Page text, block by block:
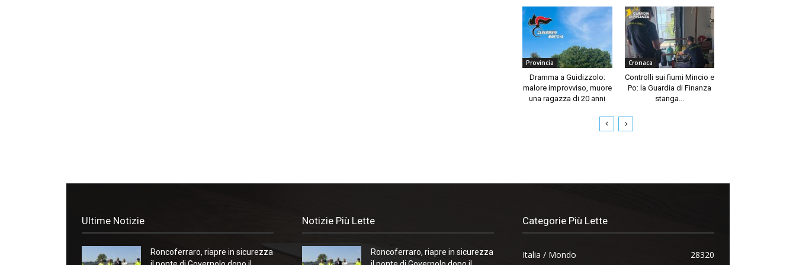
Provincia
Dramma a Guidizzolo:
malore improvviso, muore
una ragazza di 20 anni
Cronaca
Controlli sui fiumi Mincio e
Po: la Guardia di Finanza
stanga...
Ultime Notizie
Roncoferraro, riapre in sicurezza
Notizie Più Lette
Roncoferraro, riapre in sicurezza
Categorie Più Lette
Italia / Mondo 28320